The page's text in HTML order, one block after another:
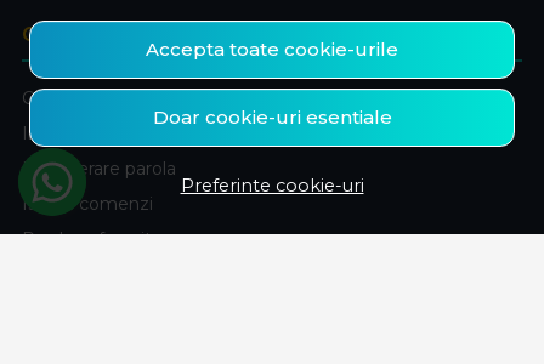
Accepta toate cookie-urile
Doar cookie-uri esentiale
Preferinte cookie-uri
CONT CLIENT
Contul meu
Inregistrare
Recuperare parola
Istoric comenzi
Produse favorite